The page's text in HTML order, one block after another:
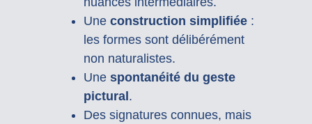
Une construction simplifiée:
les formes sont délibérément
non naturalistes.
Une spontanéité du geste
pictural .
Des signatures connues, mais